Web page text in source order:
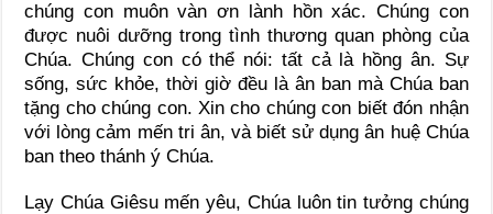
chúng con muôn vàn ơn lành hồn xác. Chúng con
được nuôi dưỡng trong tình thương quan phòng của
Chúa. Chúng con có thể nói: tất cả là hồng ân. Sự
sống, sức khỏe, thời giờ đều là ân ban mà Chúa ban
tặng cho chúng con. Xin cho chúng con biết đón nhận
với lòng cảm mến tri ân, và biết sử dụng ân huệ Chúa
ban theo thánh ý Chúa.
Lạy Chúa Giêsu mến yêu, Chúa luôn tin tưởng chúng